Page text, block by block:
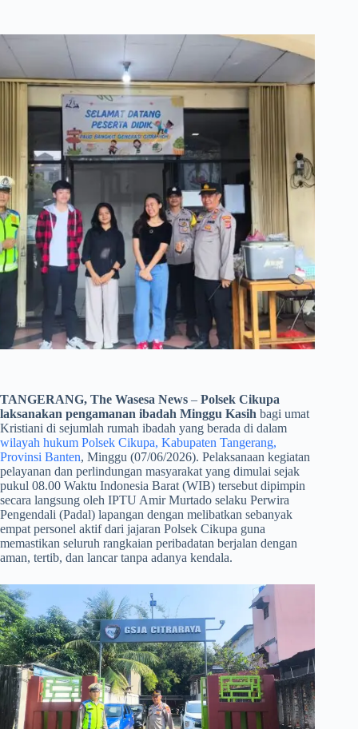
TANGERANG, The Wasesa News – Polsek Cikupa
laksanakan pengamanan ibadah Minggu Kasih bagi umat
Kristiani di sejumlah rumah ibadah yang berada di dalam
wilayah hukum Polsek Cikupa, Kabupaten Tangerang,
Provinsi Banten, Minggu (07/06/2026). Pelaksanaan kegiatan
pelayanan dan perlindungan masyarakat yang dimulai sejak
pukul 08.00 Waktu Indonesia Barat (WIB) tersebut dipimpin
secara langsung oleh IPTU Amir Murtado selaku Perwira
Pengendali (Padal) lapangan dengan melibatkan sebanyak
empat personel aktif dari jajaran Polsek Cikupa guna
memastikan seluruh rangkaian peribadatan berjalan dengan
aman, tertib, dan lancar tanpa adanya kendala.